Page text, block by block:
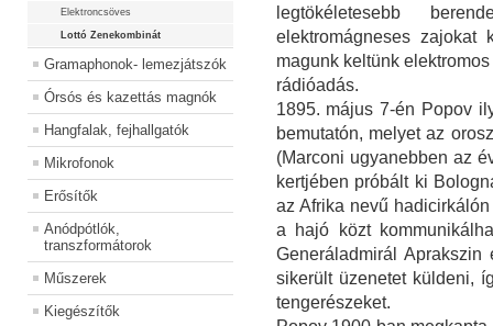
Elektroncsöves
Lottó Zenekombinát
Gramaphonok- lemezjátszók
Órsós és kazettás magnók
Hangfalak, fejhallgatók
Mikrofonok
Erősítők
Anódpótlók,
transzformátorok
Műszerek
Kiegészítők
legtökéletesebb
elektromágneses
magunk keltünk
rádióadás.
1895. május 7-én Popov
bemutatón, melyet az
(Marconi ugyanebben az
kertjében próbált ki
az Afrika nevű
a hajó közt
Generáladmirál
sikerült üzenetet küldeni,
tengerészeket.